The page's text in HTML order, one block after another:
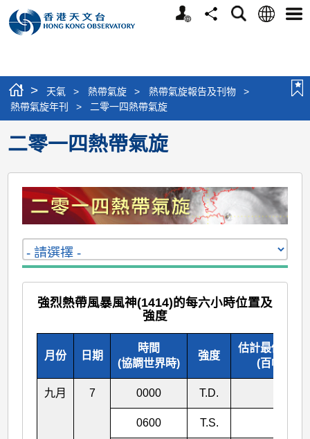
個
分
搜
語
選
> 天氣 > 熱帶氣旋 > 熱帶氣旋報告及刊物
>
熱帶氣旋年刊
> 二零一四熱帶氣旋
二零一四熱帶氣旋
強烈熱帶風暴風神(1414)的每六小時位置及
強度
月份 日期
時間
(協調世界時)
強度
估計最低中心
(百帕斯卡)
九月 7 0000 T.D.
0600 T.S.